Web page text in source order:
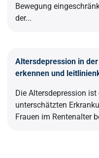
Bewegung
der...
Altersdepression in
erkennen und
Die Altersdepression
unterschätzten
Frauen im Rentenalter